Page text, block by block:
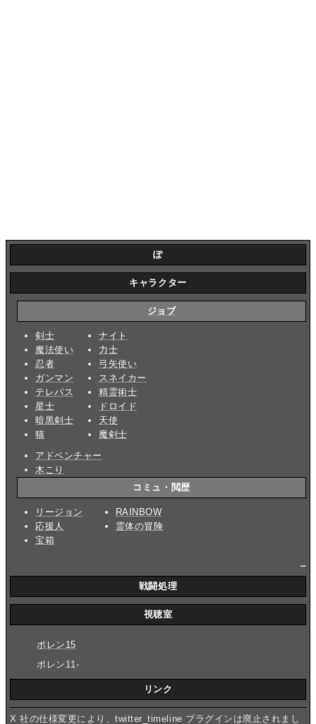
ぽ
キャラクター
ジョブ
剣士
魔法使い
忍者
ガンマン
テレパス
星士
暗黒剣士
猫
ナイト
力士
弓矢使い
スネイカー
精霊術士
ドロイド
天使
魔剣士
アドベンチャー
木こり
コミュ・閲歴
リージョン
応援人
宝箱
RAINBOW
霊体の冒険
戦闘処理
視聴室
ポレン15
ポレン11-
リンク
X 社の仕様変更により、twitter_timeline プラグインは廃止されまし